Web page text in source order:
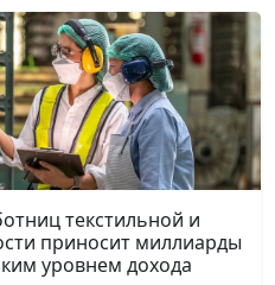
текстильной и
приносит миллиарды
уровнем дохода